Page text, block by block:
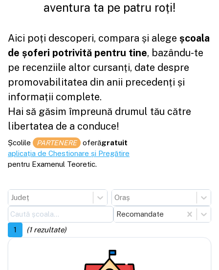
aventura ta pe patru roți!
Aici poți descoperi, compara și alege școala
de șoferi potrivită pentru tine, bazându-te
pe recenziile altor cursanți, date despre
promovabilitatea din anii precedenți și
informații complete.
Hai să găsim împreună drumul tău către
libertatea de a conduce!
Școlile PARTENERE oferăgratuit
aplicația de Chestionare și Pregătire
pentru Examenul Teoretic.
Județ
Oraș
Recomandate
1
(1rezultate)